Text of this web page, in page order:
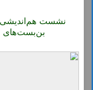
نشست هم‌اندیشی
بن‌بست‌های